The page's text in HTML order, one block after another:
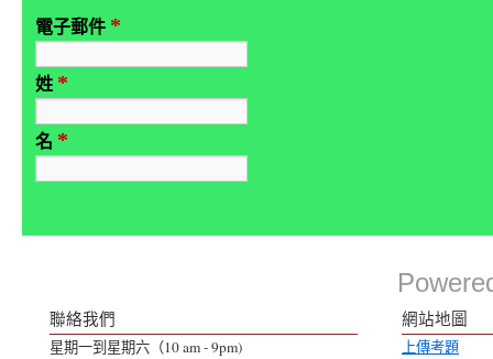
電子郵件 *
姓 *
名 *
聯絡我們
星期一到星期六（10 am - 9pm)
網站地圖
上傳考題